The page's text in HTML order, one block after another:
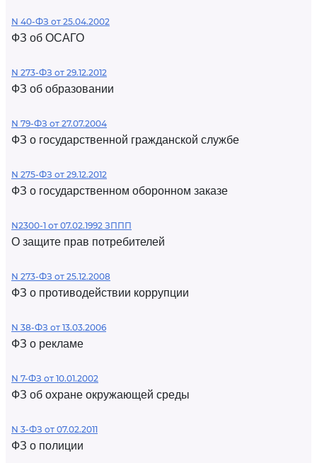
N 40-ФЗ от 25.04.2002
ФЗ об ОСАГО
N 273-ФЗ от 29.12.2012
ФЗ об образовании
N 79-ФЗ от 27.07.2004
ФЗ о государственной гражданской службе
N 275-ФЗ от 29.12.2012
ФЗ о государственном оборонном заказе
N2300-1 от 07.02.1992 ЗППП
О защите прав потребителей
N 273-ФЗ от 25.12.2008
ФЗ о противодействии коррупции
N 38-ФЗ от 13.03.2006
ФЗ о рекламе
N 7-ФЗ от 10.01.2002
ФЗ об охране окружающей среды
N 3-ФЗ от 07.02.2011
ФЗ о полиции